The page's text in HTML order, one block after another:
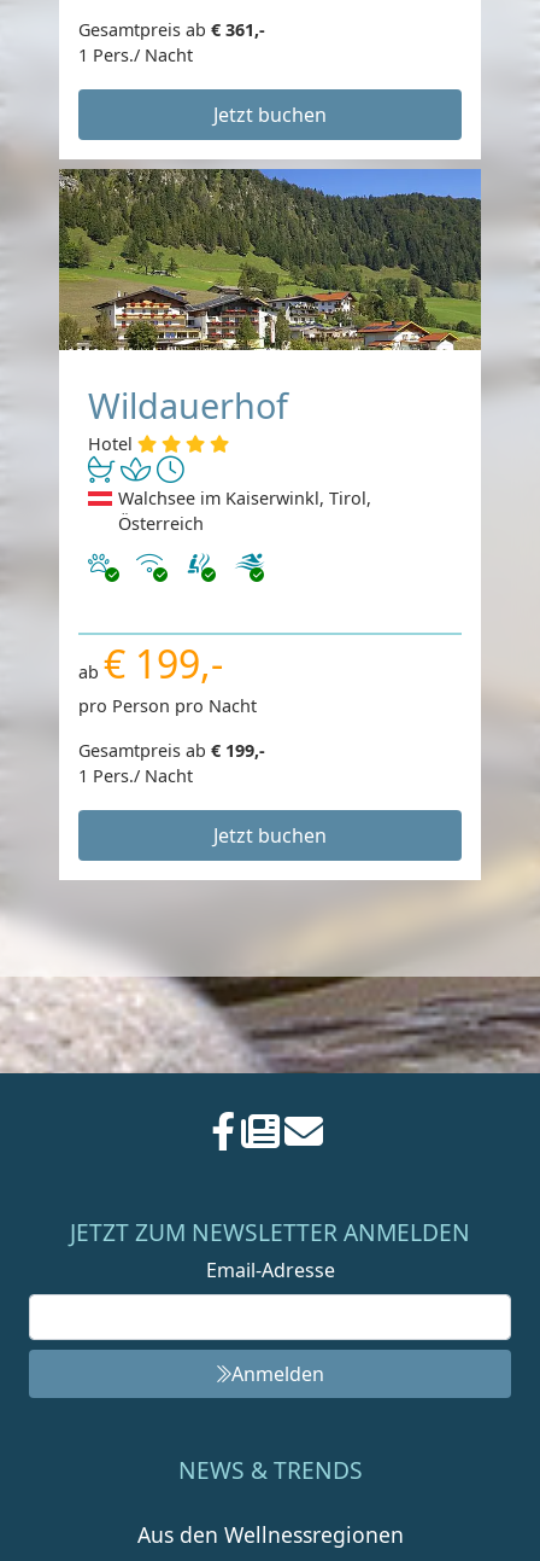
Gesamtpreis ab € 361,-
1 Pers./ Nacht
Jetzt buchen
Wildauerhof
Hotel
Walchsee im Kaiserwinkl, Tirol,
Österreich
Haustiere erlaubt
Internet
ab € 199,-
pro Person pro Nacht
Gesamtpreis ab € 199,-
1 Pers./ Nacht
Jetzt buchen
JETZT ZUM NEWSLETTER ANMELDEN
Email-Adresse
Anmelden
NEWS & TRENDS
Aus den Wellnessregionen